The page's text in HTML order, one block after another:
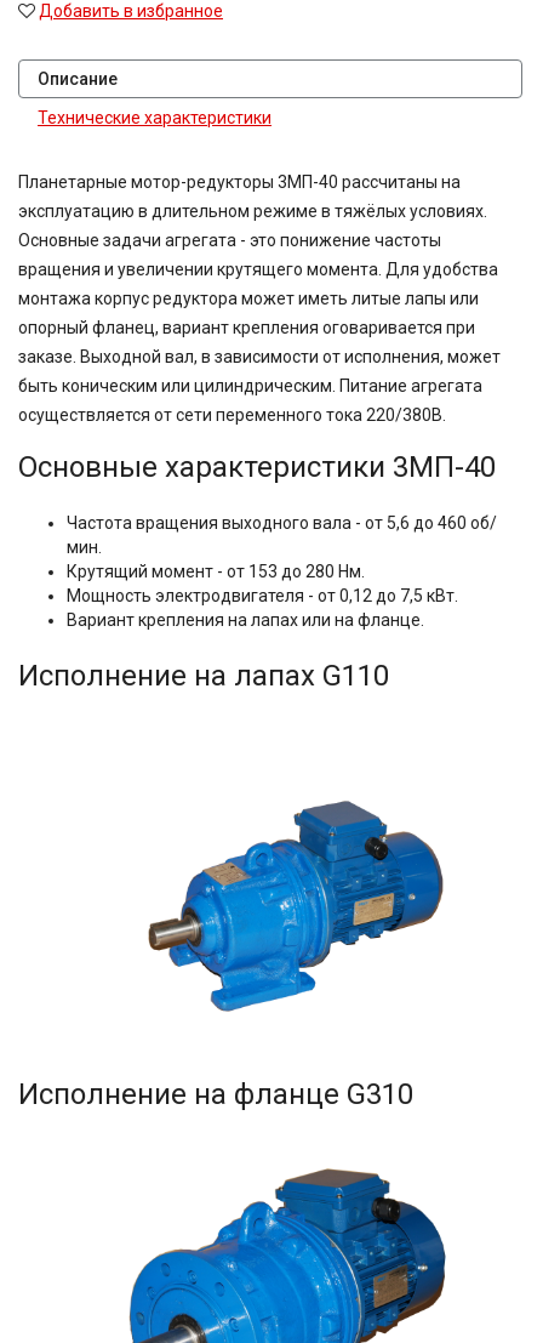
Добавить в избранное
Описание
Технические характеристики
Планетарные мотор-редукторы 3МП-40 рассчитаны на
эксплуатацию в длительном режиме в тяжёлых условиях.
Основные задачи агрегата - это понижение частоты
вращения и увеличении крутящего момента. Для удобства
монтажа корпус редуктора может иметь литые лапы или
опорный фланец, вариант крепления оговаривается при
заказе. Выходной вал, в зависимости от исполнения, может
быть коническим или цилиндрическим. Питание агрегата
осуществляется от сети переменного тока 220/380В.
Основные характеристики 3МП-40
Частота вращения выходного вала - от 5,6 до 460 об/
мин.
Крутящий момент - от 153 до 280 Нм.
Мощность электродвигателя - от 0,12 до 7,5 кВт.
Вариант крепления на лапах или на фланце.
Исполнение на лапах G110
Исполнение на фланце G310